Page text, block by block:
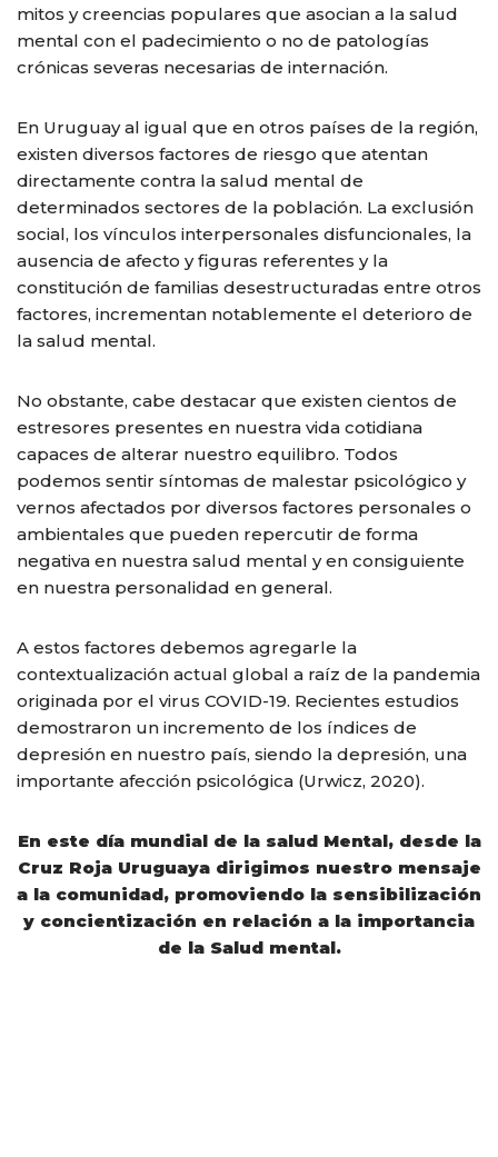
mitos y creencias populares que asocian a la salud
mental con el padecimiento o no de patologías
crónicas severas necesarias de internación.
En Uruguay al igual que en otros países de la región,
existen diversos factores de riesgo que atentan
directamente contra la salud mental de
determinados sectores de la población. La exclusión
social, los vínculos interpersonales disfuncionales, la
ausencia de afecto y figuras referentes y la
constitución de familias desestructuradas entre otros
factores, incrementan notablemente el deterioro de
la salud mental.
No obstante, cabe destacar que existen cientos de
estresores presentes en nuestra vida cotidiana
capaces de alterar nuestro equilibro. Todos
podemos sentir síntomas de malestar psicológico y
vernos afectados por diversos factores personales o
ambientales que pueden repercutir de forma
negativa en nuestra salud mental y en consiguiente
en nuestra personalidad en general.
A estos factores debemos agregarle la
contextualización actual global a raíz de la pandemia
originada por el virus COVID-19. Recientes estudios
demostraron un incremento de los índices de
depresión en nuestro país, siendo la depresión, una
importante afección psicológica (Urwicz, 2020).
En este día mundial de la salud Mental, desde la
Cruz Roja Uruguaya dirigimos nuestro mensaje
a la comunidad, promoviendo la sensibilización
y concientización en relación a la importancia
de la Salud mental.